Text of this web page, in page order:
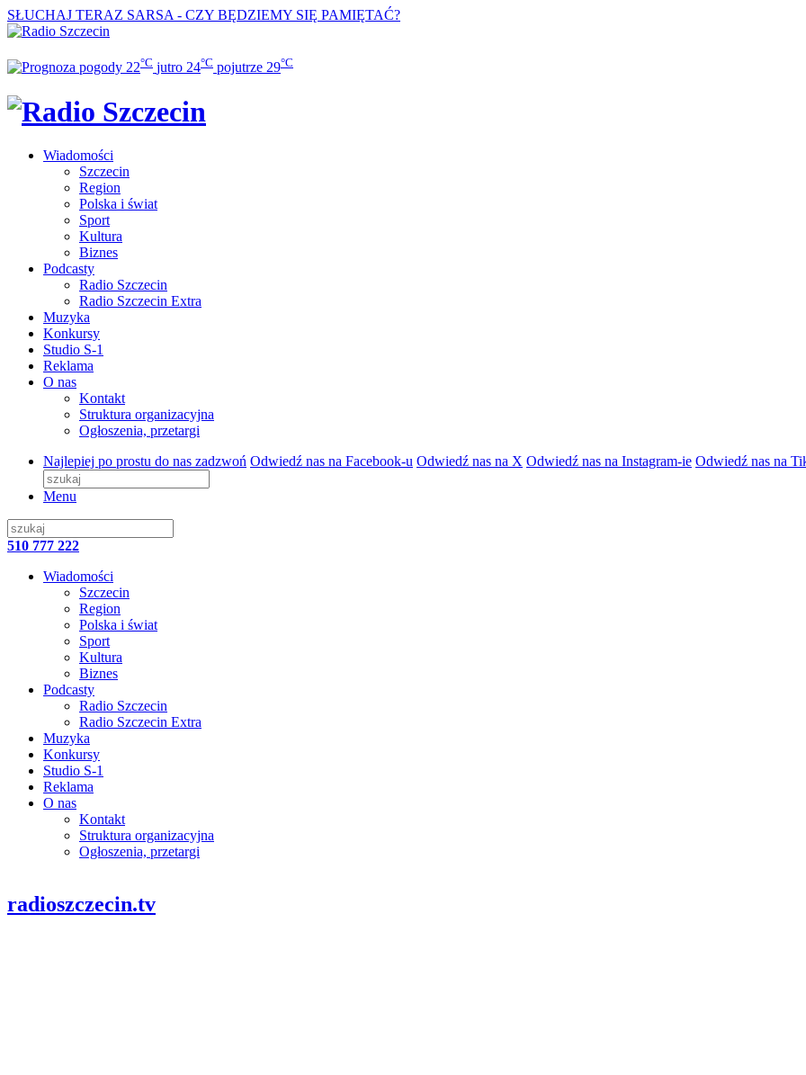
SŁUCHAJ TERAZ SARSA - CZY BĘDZIEMY SIĘ PAMIĘTAĆ?
22°C jutro 24°C pojutrze 29°C
Wiadomości
Szczecin
Region
Polska i świat
Sport
Kultura
Biznes
Podcasty
Radio Szczecin
Radio Szczecin Extra
Muzyka
Konkursy
Studio S-1
Reklama
O nas
Kontakt
Struktura organizacyjna
Ogłoszenia, przetargi
Najlepiej po prostu do nas zadzwoń Odwiedź nas na Facebook-u Odwiedź nas na X Odwiedź nas na Instagram-ie Odwiedź nas na
Menu
510 777 222
Wiadomości
Szczecin
Region
Polska i świat
Sport
Kultura
Biznes
Podcasty
Radio Szczecin
Radio Szczecin Extra
Muzyka
Konkursy
Studio S-1
Reklama
O nas
Kontakt
Struktura organizacyjna
Ogłoszenia, przetargi
radioszczecin.tv